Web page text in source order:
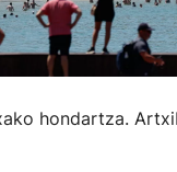
hondartza.